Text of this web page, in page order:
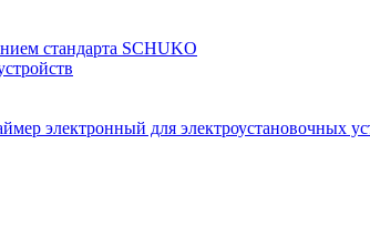
стандарта SCHUKO
электронный для электроустановочных